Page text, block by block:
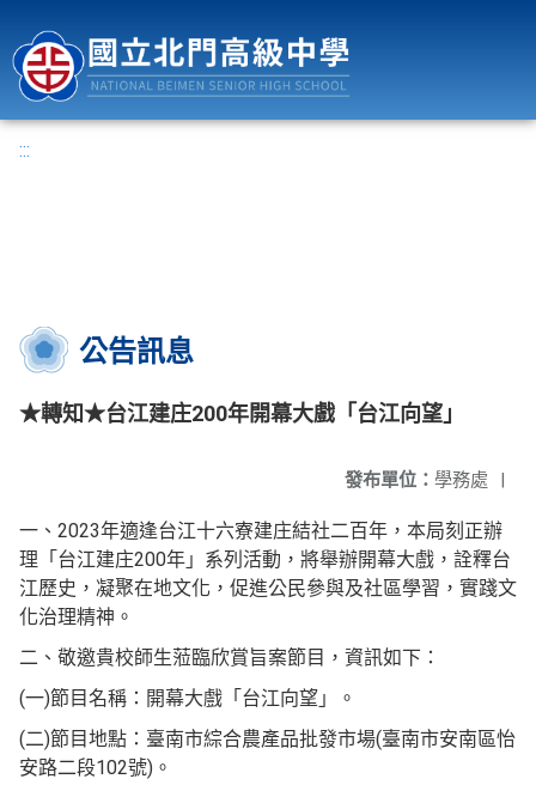
:::
公告訊息
★轉知★台江建庄200年開幕大戲「台江向望」
發布單位： 學務處 |
一、2023年適逢台江十六寮建庄結社二百年，本局刻正辦
理「台江建庄200年」系列活動，將舉辦開幕大戲，詮釋台
江歷史，凝聚在地文化，促進公民參與及社區學習，實踐文
化治理精神。
二、敬邀貴校師生蒞臨欣賞旨案節目，資訊如下：
(一)節目名稱：開幕大戲「台江向望」。
(二)節目地點：臺南市綜合農產品批發市場(臺南市安南區怡
安路二段102號)。